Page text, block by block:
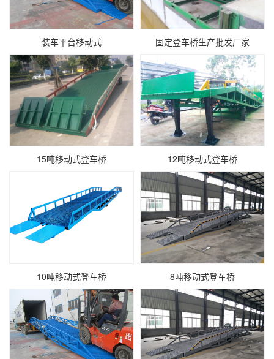
装车平台移动式 固定登车桥生产批发厂家
15吨移动式登车桥 12吨移动式登车桥
10吨移动式登车桥 8吨移动式登车桥